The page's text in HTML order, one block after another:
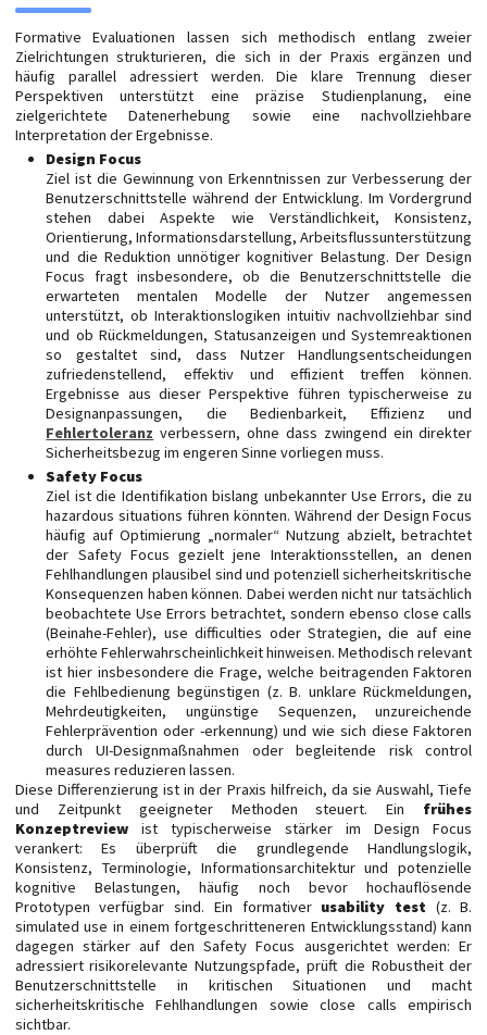
Formative Evaluationen lassen sich methodisch entlang zweier
Zielrichtungen strukturieren, die sich in der Praxis ergänzen und
häufig parallel adressiert werden. Die klare Trennung dieser
Perspektiven unterstützt eine präzise Studienplanung, eine
zielgerichtete Datenerhebung sowie eine nachvollziehbare
Interpretation der Ergebnisse.
Design Focus
Ziel ist die Gewinnung von Erkenntnissen zur Verbesserung der
Benutzerschnittstelle während der Entwicklung. Im Vordergrund
stehen dabei Aspekte wie Verständlichkeit, Konsistenz,
Orientierung, Informationsdarstellung, Arbeitsflussunterstützung
und die Reduktion unnötiger kognitiver Belastung. Der Design
Focus fragt insbesondere, ob die Benutzerschnittstelle die
erwarteten mentalen Modelle der Nutzer angemessen
unterstützt, ob Interaktionslogiken intuitiv nachvollziehbar sind
und ob Rückmeldungen, Statusanzeigen und Systemreaktionen
so gestaltet sind, dass Nutzer Handlungsentscheidungen
zufriedenstellend, effektiv und effizient treffen können.
Ergebnisse aus dieser Perspektive führen typischerweise zu
Designanpassungen, die Bedienbarkeit, Effizienz und
Fehlertoleranz verbessern, ohne dass zwingend ein direkter
Sicherheitsbezug im engeren Sinne vorliegen muss.
Safety Focus
Ziel ist die Identifikation bislang unbekannter Use Errors, die zu
hazardous situations führen könnten. Während der Design Focus
häufig auf Optimierung „normaler“ Nutzung abzielt, betrachtet
der Safety Focus gezielt jene Interaktionsstellen, an denen
Fehlhandlungen plausibel sind und potenziell sicherheitskritische
Konsequenzen haben können. Dabei werden nicht nur tatsächlich
beobachtete Use Errors betrachtet, sondern ebenso close calls
(Beinahe-Fehler), use difficulties oder Strategien, die auf eine
erhöhte Fehlerwahrscheinlichkeit hinweisen. Methodisch relevant
ist hier insbesondere die Frage, welche beitragenden Faktoren
die Fehlbedienung begünstigen (z. B. unklare Rückmeldungen,
Mehrdeutigkeiten, ungünstige Sequenzen, unzureichende
Fehlerprävention oder -erkennung) und wie sich diese Faktoren
durch UI-Designmaßnahmen oder begleitende risk control
measures reduzieren lassen.
Diese Differenzierung ist in der Praxis hilfreich, da sie Auswahl, Tiefe
und Zeitpunkt geeigneter Methoden steuert. Ein frühes
Konzeptreviewist typischerweise stärker im Design Focus
verankert: Es überprüft die grundlegende Handlungslogik,
Konsistenz, Terminologie, Informationsarchitektur und potenzielle
kognitive Belastungen, häufig noch bevor hochauflösende
Prototypen verfügbar sind. Ein formativer usability test (z. B.
simulated use in einem fortgeschritteneren Entwicklungsstand) kann
dagegen stärker auf den Safety Focus ausgerichtet werden: Er
adressiert risikorelevante Nutzungspfade, prüft die Robustheit der
Benutzerschnittstelle in kritischen Situationen und macht
sicherheitskritische Fehlhandlungen sowie close calls empirisch
sichtbar.